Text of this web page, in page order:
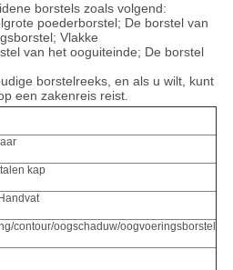
borstels zoals volgend:
poederborstel; De borstel van
Vlakke
van het ooguiteinde; De borstel
borstelreeks, en als u wilt, kunt
een zakenreis reist.
kap
contour/oogschaduw/oogvoeringsborstel